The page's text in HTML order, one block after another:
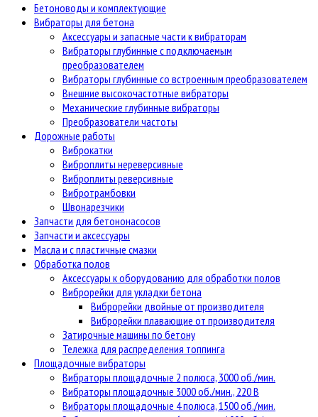
Бетоноводы и комплектующие
Вибраторы для бетона
Аксессуары и запасные части к вибраторам
Вибраторы глубинные с подключаемым
преобразователем
Вибраторы глубинные со встроенным преобразователем
Внешние высокочастотные вибраторы
Механические глубинные вибраторы
Преобразователи частоты
Дорожные работы
Виброкатки
Виброплиты нереверсивные
Виброплиты реверсивные
Вибротрамбовки
Швонарезчики
Запчасти для бетононасосов
Запчасти и аксессуары
Масла и с пластичные смазки
Обработка полов
Аксессуары к оборудованию для обработки полов
Виброрейки для укладки бетона
Виброрейки двойные от производителя
Виброрейки плавающие от производителя
Затирочные машины по бетону
Тележка для распределения топпинга
Площадочные вибраторы
Вибраторы площадочные 2 полюса, 3000 об./мин.
Вибраторы площадочные 3000 об./мин., 220 В
Вибраторы площадочные 4 полюса, 1500 об./мин.